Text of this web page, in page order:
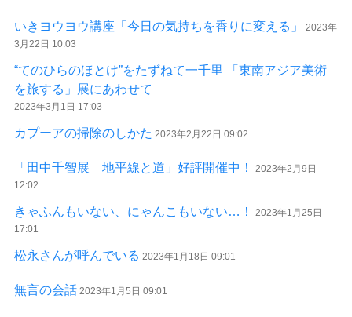
いきヨウヨウ講座「今日の気持ちを香りに変える」
2023年
3月22日 10:03
“てのひらのほとけ”をたずねて一千里 「東南アジア美術
を旅する」展にあわせて
2023年3月1日 17:03
カプーアの掃除のしかた 2023年2月22日 09:02
「田中千智展 地平線と道」好評開催中！
2023年2月9日
12:02
きゃふんもいない、にゃんこもいない…！
2023年1月25日
17:01
松永さんが呼んでいる 2023年1月18日 09:01
無言の会話 2023年1月5日 09:01